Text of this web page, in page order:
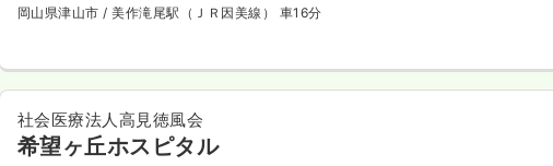
岡山県津山市/ 美作滝尾駅（ＪＲ因美線） 車16分
社会医療法人高見徳風会
希望ヶ丘ホスピタル